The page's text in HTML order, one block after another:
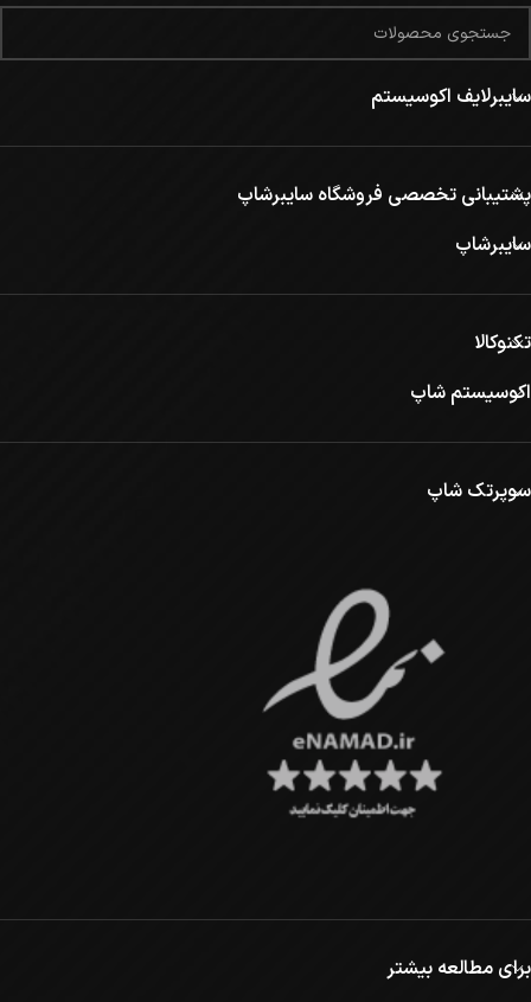
سایبرلایف اکوسیستم
پشتیبانی تخصصی فروشگاه سایبرشاپ
سایبرشاپ
تکنوکالا
اکوسیستم شاپ
سوپرتک شاپ
برای مطالعه بیشتر